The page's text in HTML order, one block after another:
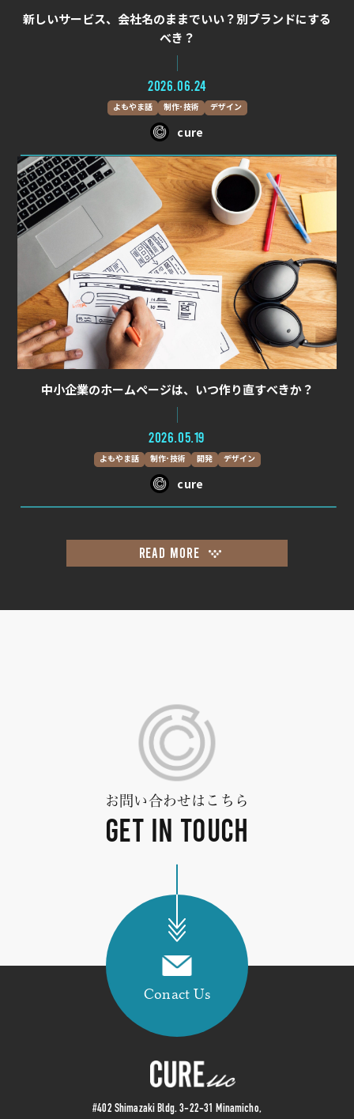
新しいサービス、会社名のままでいい？別ブランドにする
べき？
2026.06.24
よもやま話 制作･技術 デザイン
cure
中小企業のホームページは、いつ作り直すべきか？
2026.05.19
よもやま話 制作･技術 開発 デザイン
cure
READ MORE
お問い合わせはこちら
GET IN TOUCH
Conact Us
#402 Shimazaki Bldg. 3-22-31 Minamicho,